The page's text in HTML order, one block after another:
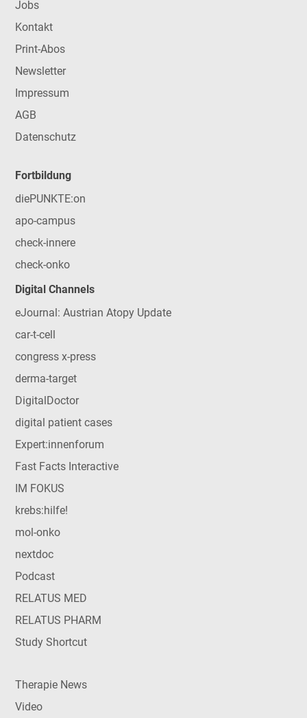
Jobs
Kontakt
Print-Abos
Newsletter
Impressum
AGB
Datenschutz
Fortbildung
diePUNKTE:on
apo-campus
check-innere
check-onko
Digital Channels
eJournal: Austrian Atopy Update
car-t-cell
congress x-press
derma-target
DigitalDoctor
digital patient cases
Expert:innenforum
Fast Facts Interactive
IM FOKUS
krebs:hilfe!
mol-onko
nextdoc
Podcast
RELATUS MED
RELATUS PHARM
Study Shortcut
Therapie News
Video